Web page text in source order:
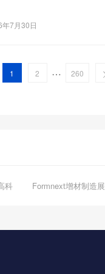
7月30日
1 2 … 260
科 Formnext增材制造展